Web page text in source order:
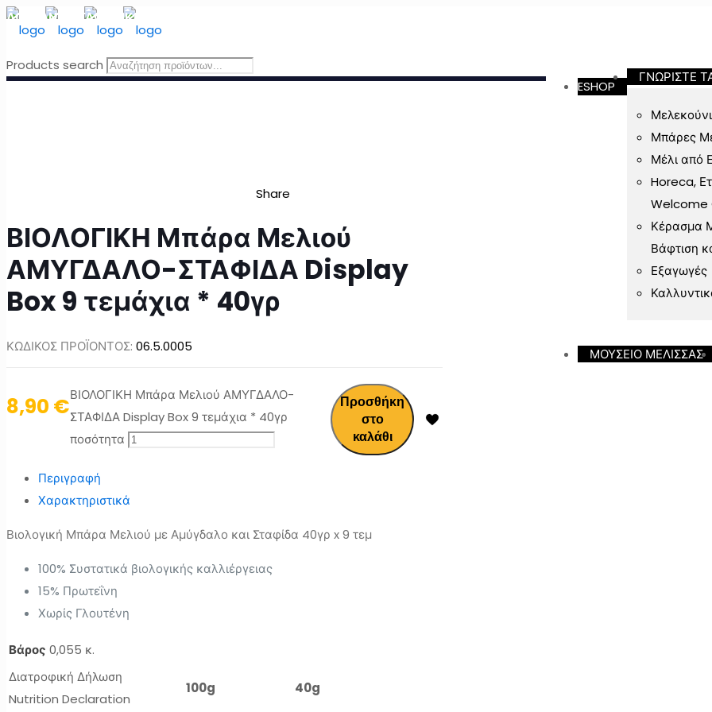
ΔΩΡΕΑΝ ΜΕΤΑΦΟΡΙΚΑ
ESHOP
ΓΝΩΡΙΣΤΕ
Μπάρες
Μέλι από
Horeca,
Welcome
Κέρασμα
Βάφτιση
Εξαγωγές
ΜΟΥΣΕΙΟ ΜΕΛΙΣΣΑΣ
Products search
Share
ΒΙΟΛΟΓΙΚΗ Μπάρα Μελιού
ΑΜΥΓΔΑΛΟ-ΣΤΑΦΙΔΑ Display
Box 9 τεμάχια * 40γρ
ΚΩΔΙΚΟΣ ΠΡΟΪΟΝΤΟΣ: 06.5.0005
8,90 €ΒΙΟΛΟΓΙΚΗ Μπάρα Μελιού ΑΜΥΓΔΑΛΟ-
ΣΤΑΦΙΔΑ Display Box 9 τεμάχια * 40γρ
ποσότητα
Προσθήκη
στο
καλάθι
Περιγραφή
Χαρακτηριστικά
Βιολογική Μπάρα Μελιού με Αμύγδαλο και Σταφίδα 40γρ x 9 τεμ
100% Συστατικά βιολογικής καλλιέργειας
15% Πρωτεΐνη
Χωρίς Γλουτένη
Βάρος 0,055 κ.
Διατροφική Δήλωση
Nutrition Declaration
100g 40g